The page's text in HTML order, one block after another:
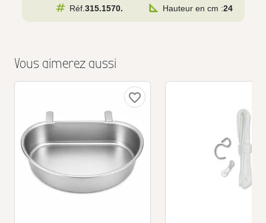
Réf. 315.1570. Hauteur en cm :24
Vous aimerez aussi
favorite_border